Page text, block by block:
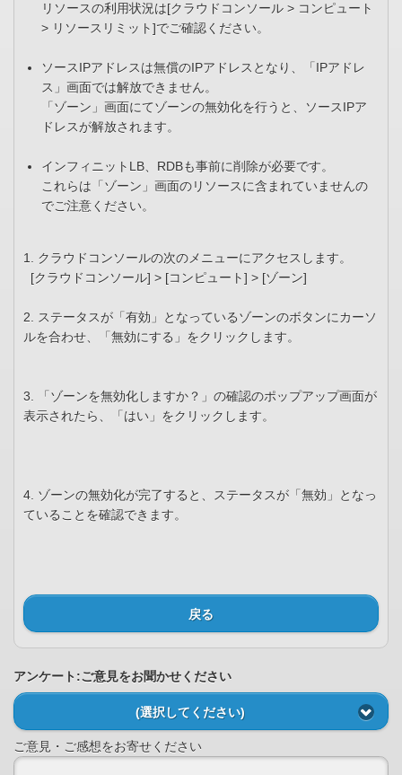
リソースの利用状況は[クラウドコンソール > コンピュート
> リソースリミット]でご確認ください。
ソースIPアドレスは無償のIPアドレスとなり、「IPアドレ
ス」画面では解放できません。
「ゾーン」画面にてゾーンの無効化を行うと、ソースIPア
ドレスが解放されます。
インフィニットLB、RDBも事前に削除が必要です。
これらは「ゾーン」画面のリソースに含まれていませんの
でご注意ください。
1. クラウドコンソールの次のメニューにアクセスします。
[クラウドコンソール] > [コンピュート] > [ゾーン]
2. ステータスが「有効」となっているゾーンのボタンにカーソ
ルを合わせ、「無効にする」をクリックします。
3. 「ゾーンを無効化しますか？」の確認のポップアップ画面が
表示されたら、「はい」をクリックします。
4. ゾーンの無効化が完了すると、ステータスが「無効」となっ
ていることを確認できます。
戻る
アンケート:ご意見をお聞かせください
(選択してください)
ご意見・ご感想をお寄せください